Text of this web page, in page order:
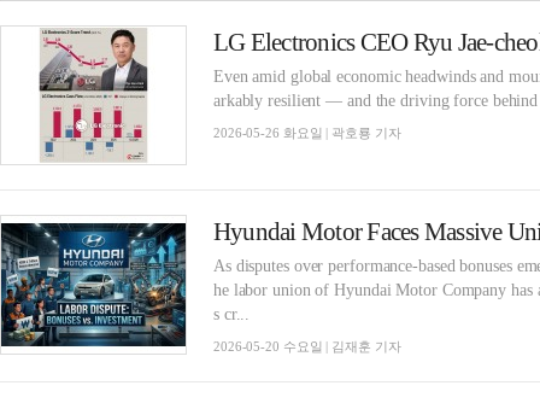
Even amid global economic headwinds and
arkably resilient — and the driving force
2026-05-26 화요일 | 곽호룡 기자
As disputes over performance-based bonuses
he labor union of Hyundai Motor Company has
s cr...
2026-05-20 수요일 | 김재훈 기자